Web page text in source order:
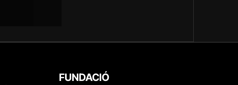
FUNDACIÓ